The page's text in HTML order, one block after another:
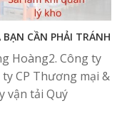
CẦN PHẢI TRÁNH
Hoàng2. Công ty
CP Thương mại &
vận tải Quý